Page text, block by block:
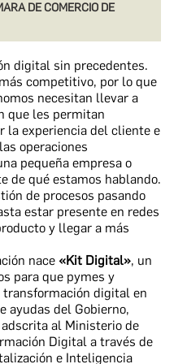
DE COMERCIO DE
competitivo, por lo que
necesitan llevar a
que les permitan
la experiencia del cliente e
operaciones
pequeña empresa o
de qué estamos hablando.
de procesos pasando
estar presente en redes
y llegar a más
nace «Kit Digital», un
para que pymes y
digital en
ayudas del Gobierno,
al Ministerio de
Digital a través de
e Inteligencia